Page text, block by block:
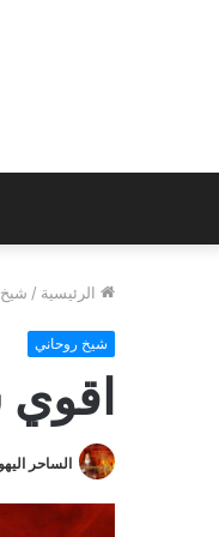
الرئيسية /
شيخ روحاني
الساحر